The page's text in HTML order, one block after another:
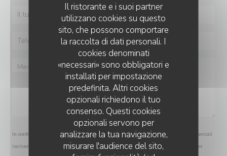
Il ristorante e i suoi partner
utilizzano cookies su questo
sito, che possono comportare
la raccolta di dati personali. I
cookies denominati
«necessari» sono obbligatori e
installati per impostazione
predefinita. Altri cookies
opzionali richiedono il tuo
consenso. Questi cookies
opzionali servono per
analizzare la tua navigazione,
misurare l'audience del sito,
In conformità al Codice del Consumo, hai il diritto di opporti alle chiamate commerciali
iscrivendoti al Registro Pubblico delle Opposizioni: registrodelleopposizioni.it
. Per